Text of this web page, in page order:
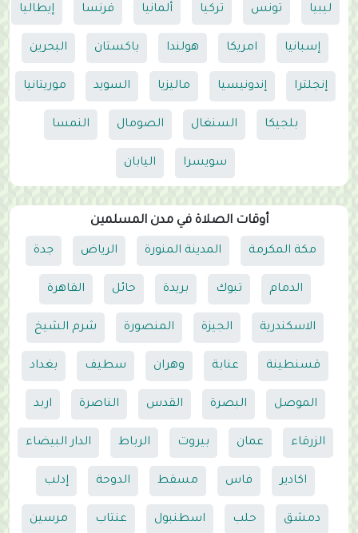
ليبيا تونس تركيا ألمانيا فرنسا إيطاليا
إسبانيا امريكا هولندا باكستان البحرين
إنجلترا إندونيسيا ماليزيا السويد موريتانيا
بلجيكا السنغال الصومال النمسا
سويسرا اليابان
أوقات الصلاة في مدن المسلمين
مكة المكرمة المدينة المنورة الرياض جدة
الدمام تبوك بريدة حائل القاهرة
الاسكندرية الجيزة المنصورة شرم الشيخ
قسنطينة عنابة وهران سطيف بغداد
الموصل البصرة القدس الناصرة اربد
الزرقاء عمان بيروت الرباط الدار البيضاء
اكادير فاس مسقط الدوحة إدلب
دمشق حلب اسطنبول عنتاب مرسين